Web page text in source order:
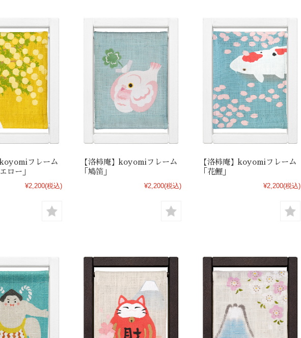
フレーム
ロー」
¥2,200(税込)
【洛柿庵】koyomiフレーム
「鳩笛」
¥2,200(税込)
【洛柿庵】koyomiフレーム
「花鯉」
¥2,200(税込)